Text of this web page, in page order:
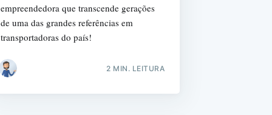
empreendedora que transcende gerações
de uma das grandes referências em
transportadoras do país!
2 MIN. LEITURA